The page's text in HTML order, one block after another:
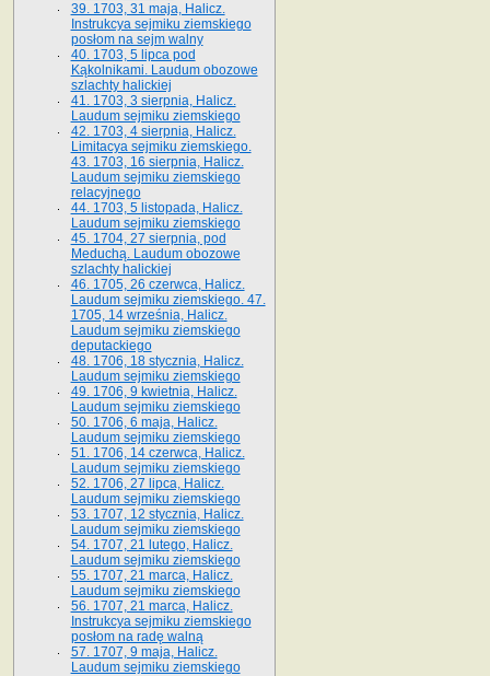
39. 1703, 31 maja, Halicz.
Instrukcya sejmiku ziemskiego
posłom na sejm walny
40. 1703, 5 lipca pod
Kąkolnikami. Laudum obozowe
szlachty halickiej
41­. 1703, 3 sierpnia, Halicz.
Laudum sejmiku ziemskiego
42. 1703, 4 sierpnia, Halicz.
Limitacya sejmiku ziemskiego.
43. 1703, 16 sierpnia, Halicz.
Laudum sejmiku ziemskiego
relacyjnego
44. 1703, 5 listopada, Halicz.
Laudum sejmiku ziemskiego
45. 1704, 27 sierpnia, pod
Meduchą. Laudum obozowe
szlachty halickiej
46. 1705, 26 czerwca, Halicz.
Laudum sejmiku ziemskiego. 47.
1705, 14 września, Halicz.
Laudum sejmiku ziemskiego
deputackiego
48. 1706, 18 stycznia, Halicz.
Laudum sejmiku ziemskiego
49. 1706, 9 kwietnia, Halicz.
Laudum sejmiku ziemskiego
50. 1706, 6 maja, Halicz.
Laudum sejmiku ziemskiego
51. 1706, 14 czerwca, Halicz.
Laudum sejmiku ziemskiego
52. 1706, 27 lipca, Halicz.
Laudum sejmiku ziemskiego
53. 1707, 12 stycznia, Halicz.
Laudum sejmiku ziemskiego
54. 1707, 21 lutego, Halicz.
Laudum sejmiku ziemskiego
55. 1707, 21 marca, Halicz.
Laudum sejmiku ziemskiego
56. 1707, 21 marca, Halicz.
Instrukcya sejmiku ziemskiego
posłom na radę walną
57. 1707, 9 maja, Halicz.
Laudum sejmiku ziemskiego